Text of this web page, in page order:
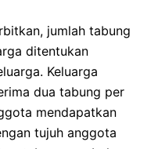
jumlah tabung
ditentukan
Keluarga
dua tabung per
mendapatkan
tujuh anggota